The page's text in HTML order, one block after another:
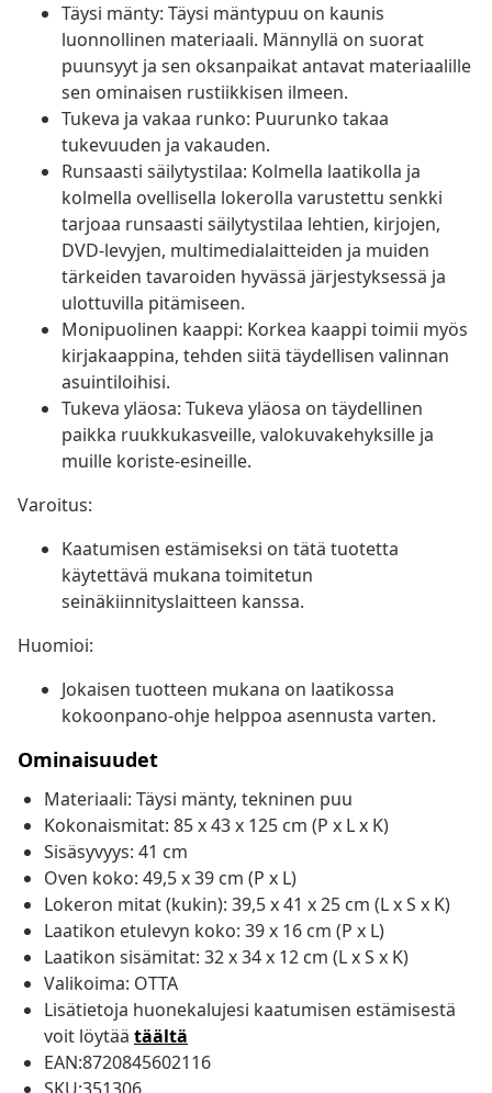
Täysi mänty: Täysi mäntypuu on kaunis
luonnollinen materiaali. Männyllä on suorat
puunsyyt ja sen oksanpaikat antavat materiaalille
sen ominaisen rustiikkisen ilmeen.
Tukeva ja vakaa runko: Puurunko takaa
tukevuuden ja vakauden.
Runsaasti säilytystilaa: Kolmella laatikolla ja
kolmella ovellisella lokerolla varustettu senkki
tarjoaa runsaasti säilytystilaa lehtien, kirjojen,
DVD-levyjen, multimedialaitteiden ja muiden
tärkeiden tavaroiden hyvässä järjestyksessä ja
ulottuvilla pitämiseen.
Monipuolinen kaappi: Korkea kaappi toimii myös
kirjakaappina, tehden siitä täydellisen valinnan
asuintiloihisi.
Tukeva yläosa: Tukeva yläosa on täydellinen
paikka ruukkukasveille, valokuvakehyksille ja
muille koriste-esineille.
Varoitus:
Kaatumisen estämiseksi on tätä tuotetta
käytettävä mukana toimitetun
seinäkiinnityslaitteen kanssa.
Huomioi:
Jokaisen tuotteen mukana on laatikossa
kokoonpano-ohje helppoa asennusta varten.
Ominaisuudet
Materiaali: Täysi mänty, tekninen puu
Kokonaismitat: 85 x 43 x 125 cm (P x L x K)
Sisäsyvyys: 41 cm
Oven koko: 49,5 x 39 cm (P x L)
Lokeron mitat (kukin): 39,5 x 41 x 25 cm (L x S x K)
Laatikon etulevyn koko: 39 x 16 cm (P x L)
Laatikon sisämitat: 32 x 34 x 12 cm (L x S x K)
Valikoima: OTTA
Lisätietoja huonekalujesi kaatumisen estämisestä
voit löytää täältä
EAN:8720845602116